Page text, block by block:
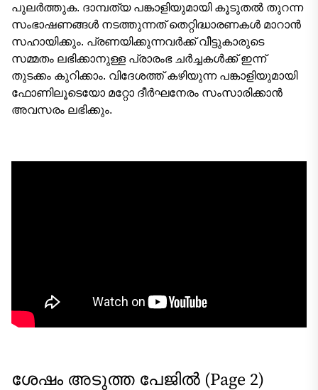
പുലർത്തുക. ദാമ്പത്യ പങ്കാളിയുമായി കൂടുതൽ തുറന്ന
സംഭാഷണങ്ങൾ നടത്തുന്നത് തെറ്റിദ്ധാരണകൾ മാറാൻ
സഹായിക്കും. പ്രണയിക്കുന്നവർക്ക് വീട്ടുകാരുടെ
സമ്മതം ലഭിക്കാനുള്ള പ്രാരംഭ ചർച്ചകൾക്ക് ഇന്ന്
തുടക്കം കുറിക്കാം. വിദേശത്ത് കഴിയുന്ന പങ്കാളിയുമായി
ഫോണിലൂടെയോ മറ്റോ ദീർഘനേരം സംസാരിക്കാൻ
അവസരം ലഭിക്കും.
ശേഷം അടുത്ത പേജിൽ (Page 2)